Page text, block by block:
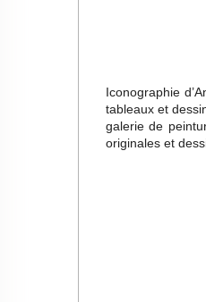
Iconographie
tableaux et
galerie de
originales et